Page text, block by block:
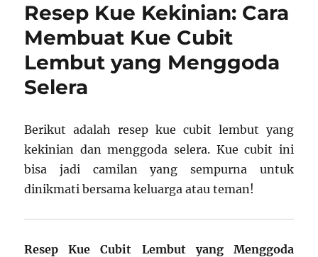
Resep Kue Kekinian: Cara
Membuat Kue Cubit
Lembut yang Menggoda
Selera
Berikut adalah resep kue cubit lembut yang
kekinian dan menggoda selera. Kue cubit ini
bisa jadi camilan yang sempurna untuk
dinikmati bersama keluarga atau teman!
Resep Kue Cubit Lembut yang Menggoda